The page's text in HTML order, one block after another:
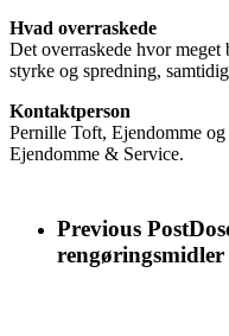
Hvad overraskede
Det overraskede hvor meget
styrke og spredning,
Kontaktperson
Pernille Toft, Ejendomme
Ejendomme & Service.
Previous Post
rengøringsmidler